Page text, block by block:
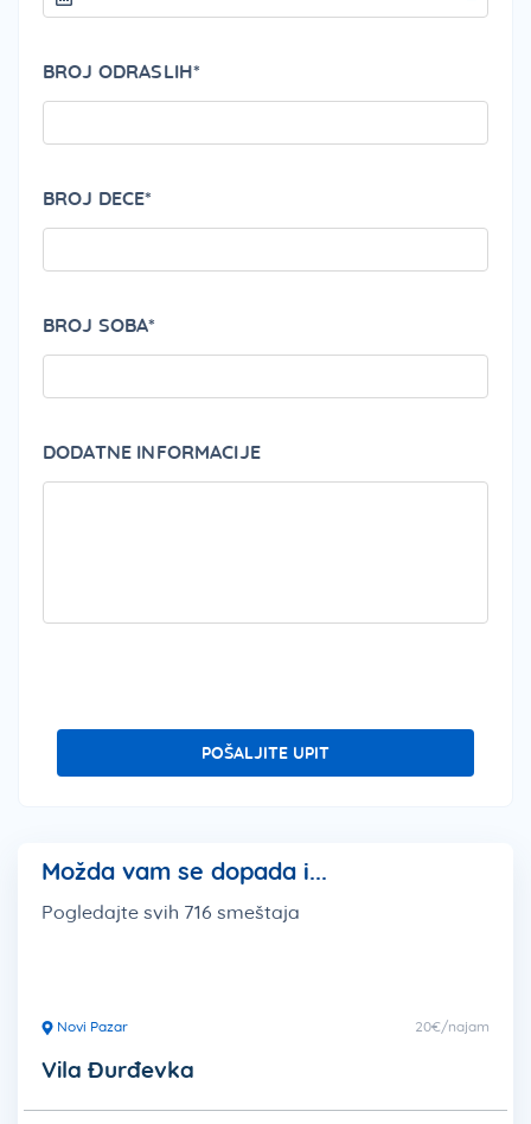
BROJ ODRASLIH*
BROJ DECE*
BROJ SOBA*
DODATNE INFORMACIJE
POŠALJITE UPIT
Možda vam se dopada i...
Pogledajte svih 716 smeštaja
Novi Pazar 20€/najam
Vila Đurđevka